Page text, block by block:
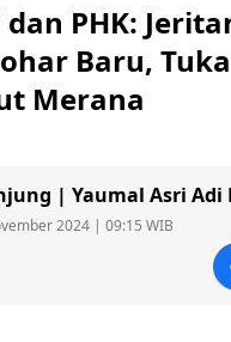
PHK:
Baru,
Merana
| Yaumal Asri
2024 | 09:15 WIB